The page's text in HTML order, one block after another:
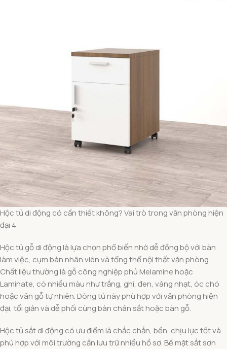
Hộc tủ di động có cần thiết không? Vai trò trong văn phòng hiện
đại 4
Hộc tủ gỗ di động là lựa chọn phổ biến nhờ dễ đồng bộ với bàn
làm việc, cụm bàn nhân viên và tổng thể nội thất văn phòng.
Chất liệu thường là gỗ công nghiệp phủ Melamine hoặc
Laminate, có nhiều màu như trắng, ghi, đen, vàng nhạt, óc chó
hoặc vân gỗ tự nhiên. Dòng tủ này phù hợp với văn phòng hiện
đại, tối giản và dễ phối cùng bàn chân sắt hoặc bàn gỗ.
Hộc tủ sắt di động có ưu điểm là chắc chắn, bền, chịu lực tốt và
phù hợp với môi trường cần lưu trữ nhiều hồ sơ. Bề mặt sắt sơn